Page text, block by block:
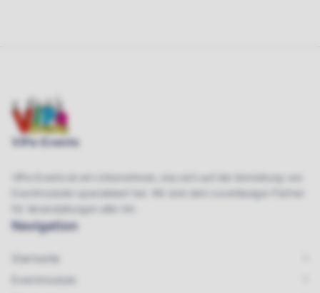
ViPa-Events
ViPa-Events ist ein Unternehmen, das sich auf die Vermietung von
Eventmodulen spezialisiert hat. Wir sind dein zuverlässiger Partner
für Veranstaltungen aller Art.
Navigation
Startseite
Eventmodule